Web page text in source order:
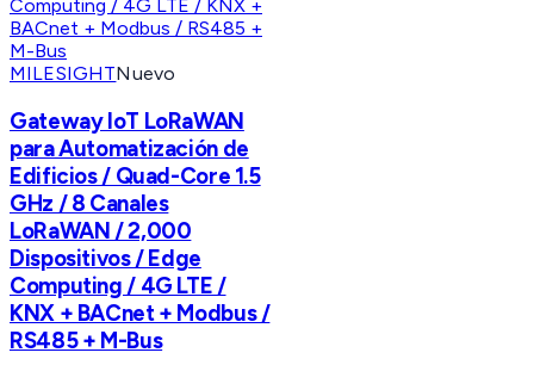
MILESIGHTNuevo
Gateway IoT LoRaWAN
para Automatización de
Edificios / Quad-Core 1.5
GHz / 8 Canales
LoRaWAN / 2,000
Dispositivos / Edge
Computing / 4G LTE /
KNX + BACnet + Modbus /
RS485 + M-Bus